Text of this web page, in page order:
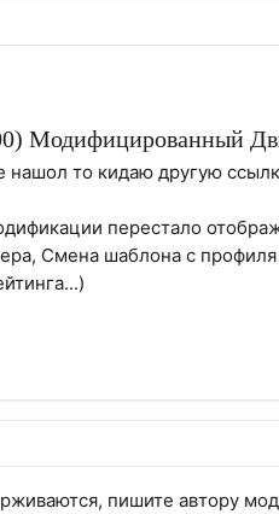
Модифицированный
нашол то кидаю другую
перестало
Смена шаблона с
пишите автору